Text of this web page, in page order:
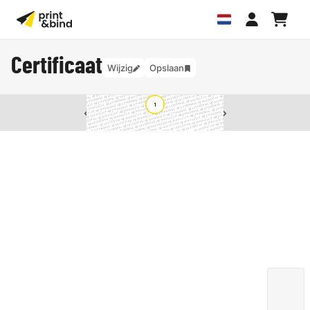
Certificaat Wijzig Opslaan
van 1